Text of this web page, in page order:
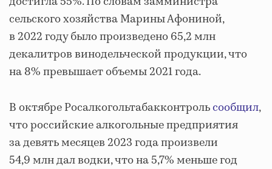
сельского хозяйства Марины Афониной,
в 2022 году было произведено 65,2 млн
декалитров винодельческой продукции, что
на 8% превышает объемы 2021 года.
В октябре Росалкогольтабакконтрольсообщил,
что российские алкогольные предприятия
за девять месяцев 2023 года произвели
54,9 млн дал водки, что на 5,7% меньше год